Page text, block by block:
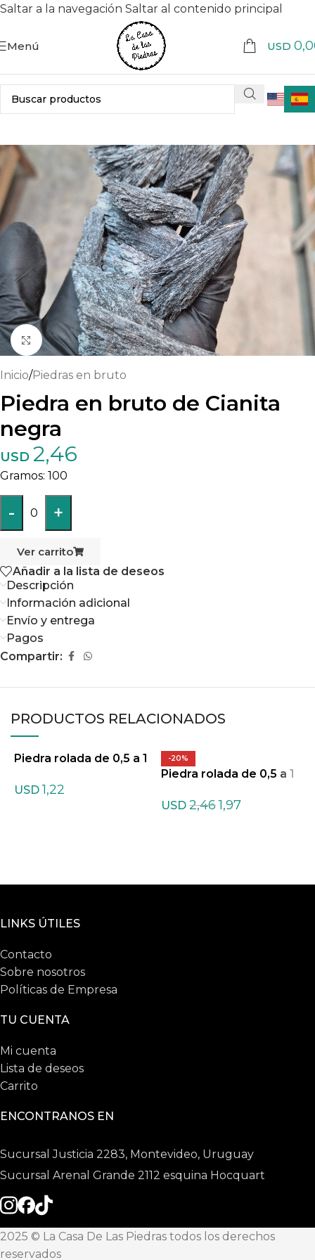
Saltar a la navegación Saltar al contenido principal
Menú USD
Haga clic para ampliar
Inicio/Piedras en bruto
Piedra en bruto de Cianita
negra
USD 2,46
100
- 0 +
Ver carrito
Añadir a la lista de deseos
Descripción
Información adicional
Envío y entrega
Pagos
Compartir:
PRODUCTOS RELACIONADOS
Piedra rolada de 0,5 a 1
tas
USD 1,22
-20%
Piedra rolada de 0,5 a 1
a
USD 2,461,97
LINKS ÚTILES
Contacto
Sobre nosotros
Políticas de Empresa
TU CUENTA
Mi cuenta
Lista de deseos
Carrito
ENCONTRANOS EN
Sucursal Justicia 2283, Montevideo, Uruguay
Sucursal Arenal Grande 2112 esquina Hocquart
2025 © La Casa De Las Piedras todos los derechos
reservados